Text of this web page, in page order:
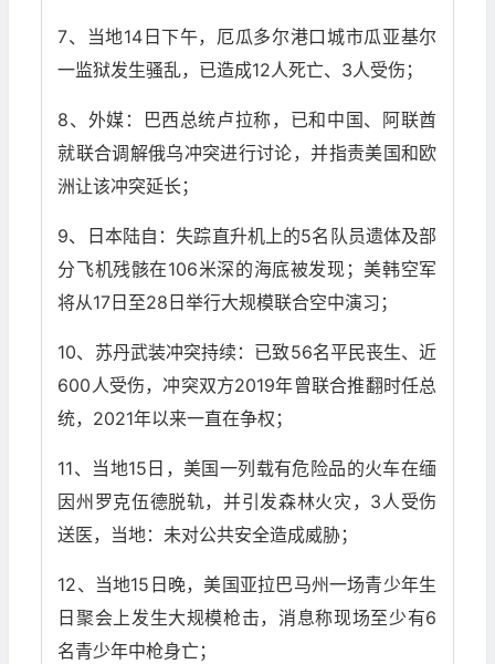
7、当地14日下午，厄瓜多尔港口城市瓜亚基尔
一监狱发生骚乱，已造成12人死亡、3人受伤；
8、外媒：巴西总统卢拉称，已和中国、阿联酋
就联合调解俄乌冲突进行讨论，并指责美国和欧
洲让该冲突延长；
9、日本陆自：失踪直升机上的5名队员遗体及部
分飞机残骸在106米深的海底被发现；美韩空军
将从17日至28日举行大规模联合空中演习；
10、苏丹武装冲突持续：已致56名平民丧生、近
600人受伤，冲突双方2019年曾联合推翻时任总
统，2021年以来一直在争权；
11、当地15日，美国一列载有危险品的火车在缅
因州罗克伍德脱轨，并引发森林火灾，3人受伤
送医，当地：未对公共安全造成威胁；
12、当地15日晚，美国亚拉巴马州一场青少年生
日聚会上发生大规模枪击，消息称现场至少有6
名青少年中枪身亡；